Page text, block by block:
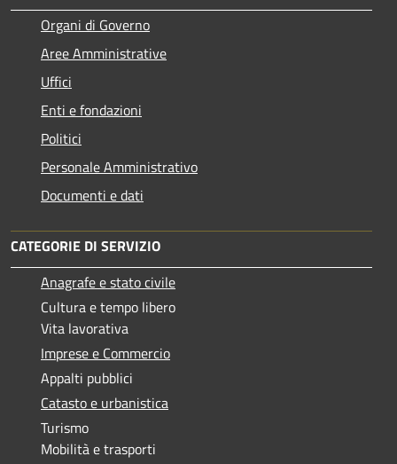
Organi di Governo
Aree Amministrative
Uffici
Enti e fondazioni
Politici
Personale Amministrativo
Documenti e dati
CATEGORIE DI SERVIZIO
Anagrafe e stato civile
Cultura e tempo libero
Vita lavorativa
Imprese e Commercio
Appalti pubblici
Catasto e urbanistica
Turismo
Mobilità e trasporti